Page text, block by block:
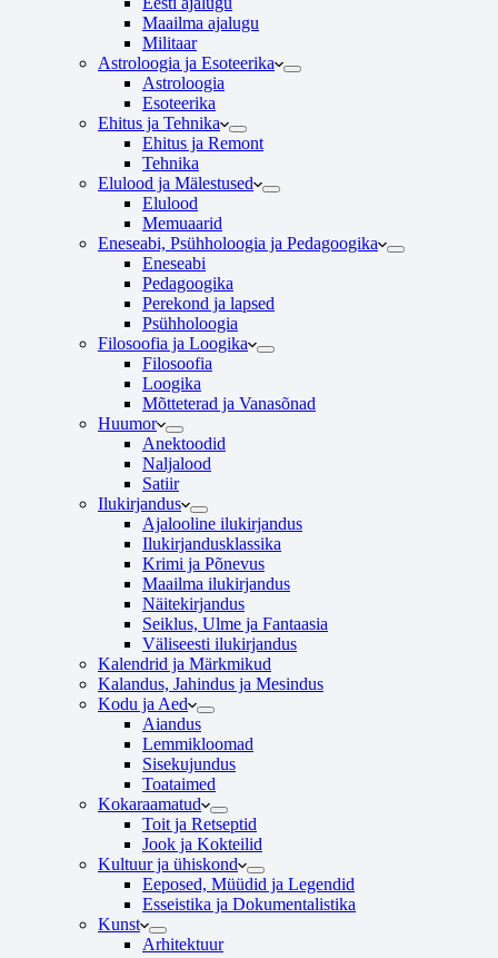
Maailma ajalugu
Militaar
Astroloogia ja Esoteerika
Astroloogia
Esoteerika
Ehitus ja Tehnika
Ehitus ja Remont
Tehnika
Elulood ja Mälestused
Elulood
Memuaarid
Eneseabi, Psühholoogia ja Pedagoogika
Eneseabi
Pedagoogika
Perekond ja lapsed
Psühholoogia
Filosoofia ja Loogika
Filosoofia
Loogika
Mõtteterad ja Vanasõnad
Huumor
Anektoodid
Naljalood
Satiir
Ilukirjandus
Ajalooline ilukirjandus
Ilukirjandusklassika
Krimi ja Põnevus
Maailma ilukirjandus
Näitekirjandus
Seiklus, Ulme ja Fantaasia
Väliseesti ilukirjandus
Kalendrid ja Märkmikud
Kalandus, Jahindus ja Mesindus
Kodu ja Aed
Aiandus
Lemmikloomad
Sisekujundus
Toataimed
Kokaraamatud
Toit ja Retseptid
Jook ja Kokteilid
Kultuur ja ühiskond
Eeposed, Müüdid ja Legendid
Esseistika ja Dokumentalistika
Kunst
Arhitektuur